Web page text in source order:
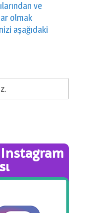
ve
olmak
aşağıdaki
Instagram